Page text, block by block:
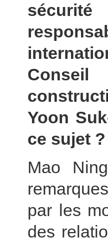
Yoon
ce sujet ?
Mao
par les
des